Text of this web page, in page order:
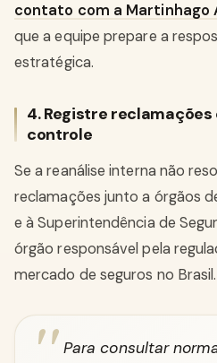
contato com a Martinhago
que a equipe prepare a
estratégica.
4. Registre
controle
Se a reanálise interna não
reclamações junto a órgãos
e à Superintendência de
órgão responsável pela
mercado de seguros no Brasil.
Para consultar